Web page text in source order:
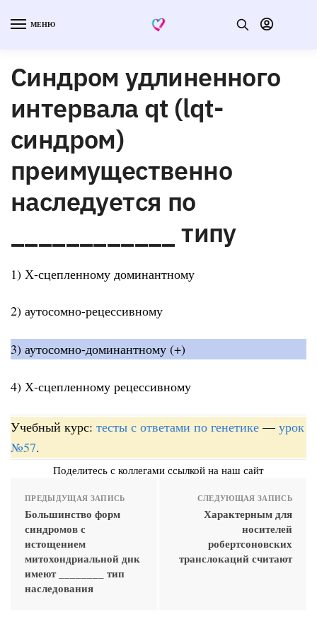
МЕНЮ
Синдром удлиненного
интервала qt (lqt-
синдром)
преимущественно
наследуется по
____________ типу
1) Х-сцепленному доминантному
2) аутосомно-рецессивному
3) аутосомно-доминантному (+)
4) Х-сцепленному рецессивному
Учебный курс: тесты с ответами по генетике — урок
№57.
Поделитесь с коллегами ссылкой на наш сайт
ПРЕДЫДУЩАЯ ЗАПИСЬ
Большинство форм
синдромов с
истощением
митохондриальной днк
имеют ________ тип
наследования
СЛЕДУЮЩАЯ ЗАПИСЬ
Характерным для
носителей
робертсоновских
транслокаций считают